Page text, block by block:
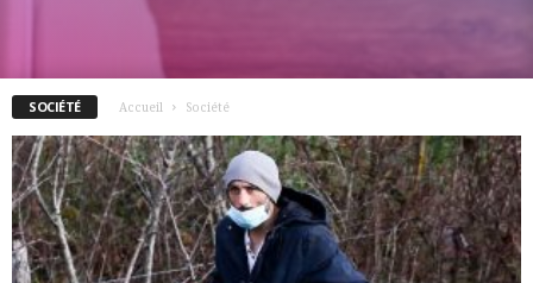
SOCIÉTÉ Accueil Société